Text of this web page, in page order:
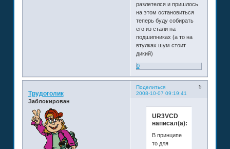
разлетелся и пришлось
на этом остановиться
теперь буду собирать
его из стали на
подшипниках (а то на
втулках шум стоит
дикий)
0
Поделиться
5
2008-10-07 09:19:41
Трудоголик
Заблокирован
UR3VCD
написал(а):
В принципе
то для